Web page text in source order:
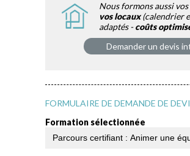
Nous formons aussi
vos locaux(calendrier
adaptés -coûts
Demander un devis
FORMULAIRE DE DEMANDE DE
Formation sélectionnée